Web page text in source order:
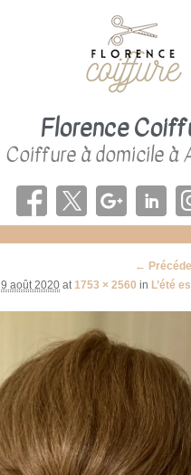
Florence
Coiffure à domicile à
Navigation
d'image
←
9 août 2020 at1753 × 2560 in L’été